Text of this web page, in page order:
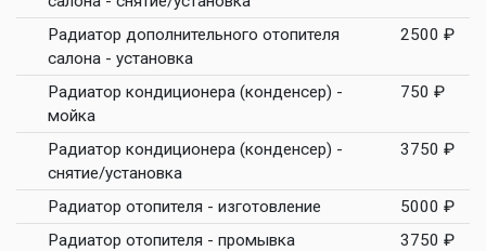
Радиатор дополнительного отопителя
салона - установка
2500 ₽
Радиатор кондиционера (конденсер) -
мойка
750 ₽
Радиатор кондиционера (конденсер) -
снятие/установка
3750 ₽
Радиатор отопителя - изготовление
5000 ₽
Радиатор отопителя - промывка
3750 ₽